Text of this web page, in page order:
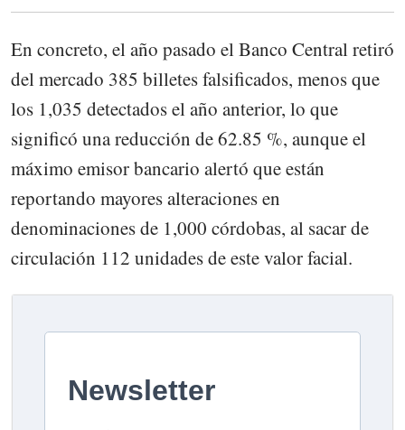
En concreto, el año pasado el Banco Central retiró
del mercado 385 billetes falsificados, menos que
los 1,035 detectados el año anterior, lo que
significó una reducción de 62.85 %, aunque el
máximo emisor bancario alertó que están
reportando mayores alteraciones en
denominaciones de 1,000 córdobas, al sacar de
circulación 112 unidades de este valor facial.